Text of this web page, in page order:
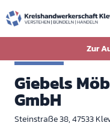
Zur
Zurück zur
Giebels
GmbH
Steinstraße 38, 47533